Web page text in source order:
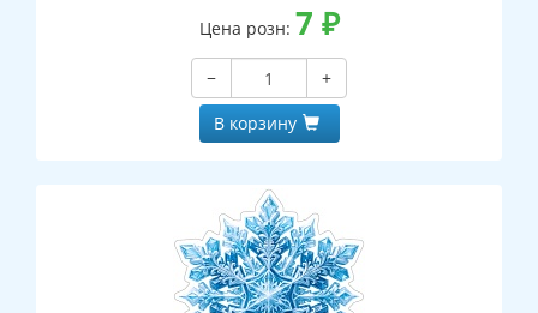
Цена розн: 7 ₽
−
+
В корзину